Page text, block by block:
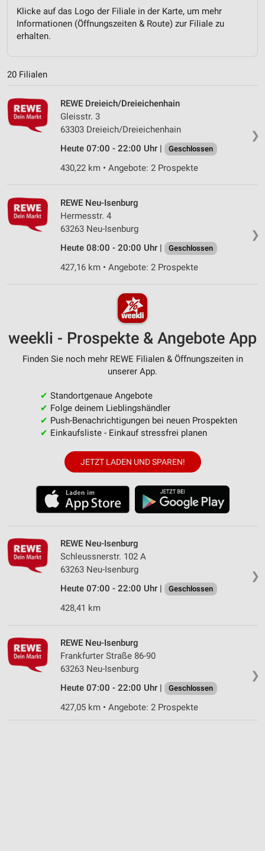
Klicke auf das Logo der Filiale in der Karte, um mehr
Informationen (Öffnungszeiten & Route) zur Filiale zu
erhalten.
20 Filialen
❯
REWE Dreieich/Dreieichenhain
Gleisstr. 3
63303 Dreieich/Dreieichenhain
Heute 07:00 - 22:00 Uhr |
Geschlossen
430,22 km • Angebote: 2 Prospekte
❯
REWE Neu-Isenburg
Hermesstr. 4
63263 Neu-Isenburg
Heute 08:00 - 20:00 Uhr |
Geschlossen
427,16 km • Angebote: 2 Prospekte
weekli - Prospekte & Angebote App
Finden Sie noch mehr REWE Filialen & Öffnungszeiten in
unserer App.
✔ Standortgenaue Angebote
✔ Folge deinem Lieblingshändler
✔ Push-Benachrichtigungen bei neuen Prospekten
✔ Einkaufsliste - Einkauf stressfrei planen
JETZT LADEN UND SPAREN!
❯
REWE Neu-Isenburg
Schleussnerstr. 102 A
63263 Neu-Isenburg
Heute 07:00 - 22:00 Uhr |
Geschlossen
428,41 km
❯
REWE Neu-Isenburg
Frankfurter Straße 86-90
63263 Neu-Isenburg
Heute 07:00 - 22:00 Uhr |
Geschlossen
427,05 km • Angebote: 2 Prospekte